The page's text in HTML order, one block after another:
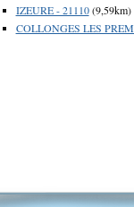
IZEURE - 21110(9,59km)
COLLONGES LES